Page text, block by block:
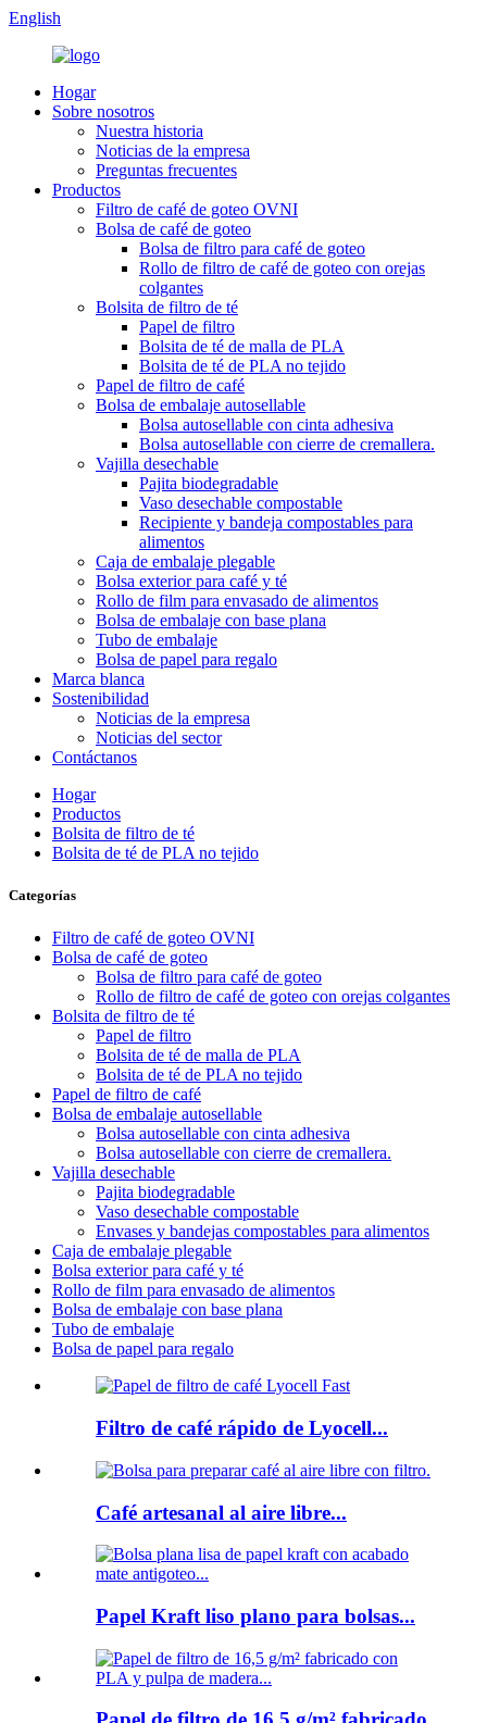
English
Hogar
Sobre nosotros
Nuestra historia
Noticias de la empresa
Preguntas frecuentes
Productos
Filtro de café de goteo OVNI
Bolsa de café de goteo
Bolsa de filtro para café de goteo
Rollo de filtro de café de goteo con orejas
colgantes
Bolsita de filtro de té
Papel de filtro
Bolsita de té de malla de PLA
Bolsita de té de PLA no tejido
Papel de filtro de café
Bolsa de embalaje autosellable
Bolsa autosellable con cinta adhesiva
Bolsa autosellable con cierre de cremallera.
Vajilla desechable
Pajita biodegradable
Vaso desechable compostable
Recipiente y bandeja compostables para
alimentos
Caja de embalaje plegable
Bolsa exterior para café y té
Rollo de film para envasado de alimentos
Bolsa de embalaje con base plana
Tubo de embalaje
Bolsa de papel para regalo
Marca blanca
Sostenibilidad
Noticias de la empresa
Noticias del sector
Contáctanos
Hogar
Productos
Bolsita de filtro de té
Bolsita de té de PLA no tejido
Categorías
Filtro de café de goteo OVNI
Bolsa de café de goteo
Bolsa de filtro para café de goteo
Rollo de filtro de café de goteo con orejas colgantes
Bolsita de filtro de té
Papel de filtro
Bolsita de té de malla de PLA
Bolsita de té de PLA no tejido
Papel de filtro de café
Bolsa de embalaje autosellable
Bolsa autosellable con cinta adhesiva
Bolsa autosellable con cierre de cremallera.
Vajilla desechable
Pajita biodegradable
Vaso desechable compostable
Envases y bandejas compostables para alimentos
Caja de embalaje plegable
Bolsa exterior para café y té
Rollo de film para envasado de alimentos
Bolsa de embalaje con base plana
Tubo de embalaje
Bolsa de papel para regalo
Filtro de café rápido de Lyocell...
Café artesanal al aire libre...
Papel Kraft liso plano para bolsas...